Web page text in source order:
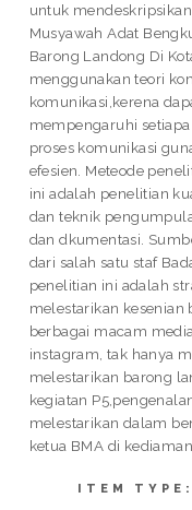
untuk
Musyawah Adat
Barong Landong Di
menggunakan teori
komunikasi,kerena
mempengaruhi
proses komunikasi
efesien. Meteode
ini adalah penelitian
dan teknik
dan dkumentasi.
dari salah satu staf
penelitian ini adalah
melestarikan kesenian
berbagai macam
instagram, tak hanya
melestarikan barong
kegiatan
melestarikan dalam
ketua BMA di
ITEM TYPE: